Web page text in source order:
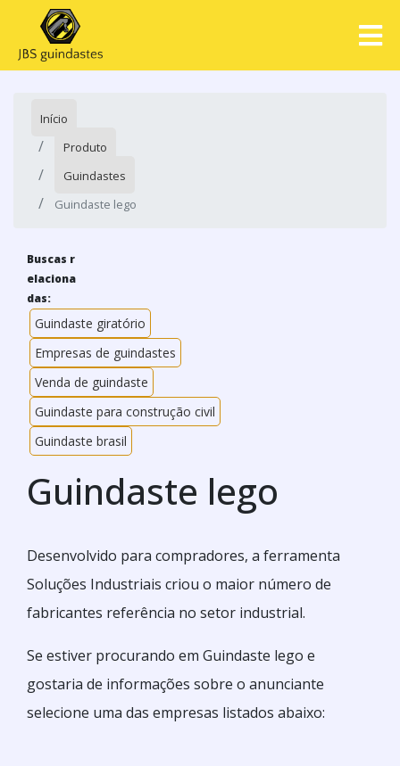
Início
Produto
Guindastes
Guindaste lego
Buscas r
elaciona
das:
Guindaste giratório
Empresas de guindastes
Venda de guindaste
Guindaste para construção civil
Guindaste brasil
Guindaste lego
Desenvolvido para compradores, a ferramenta
Soluções Industriais criou o maior número de
fabricantes referência no setor industrial.
Se estiver procurando em Guindaste lego e
gostaria de informações sobre o anunciante
selecione uma das empresas listados abaixo: